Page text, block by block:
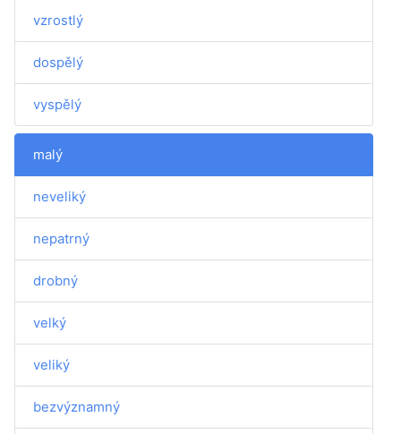
vzrostlý
dospělý
vyspělý
malý
neveliký
nepatrný
drobný
velký
veliký
bezvýznamný